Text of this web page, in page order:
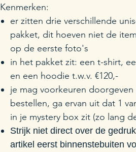
Kenmerken:
er zitten drie verschillende
pakket, dit hoeven niet de
op de eerste foto's
in het pakket zit: een t-shirt,
en een hoodie t.w.v. €120,-
je mag voorkeuren
bestellen, ga ervan uit dat 1
in je mystery box zit (zo lang
Strijk niet direct over de
artikel eerst binnenstebuiten